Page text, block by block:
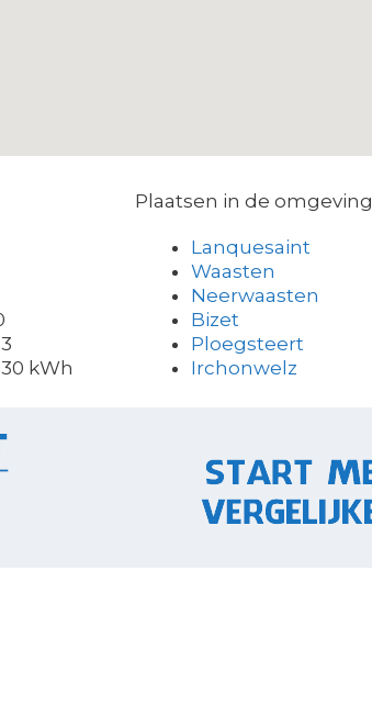
kWh
Plaatsen in de omgeving
Lanquesaint
Waasten
Neerwaasten
Bizet
Ploegsteert
Irchonwelz